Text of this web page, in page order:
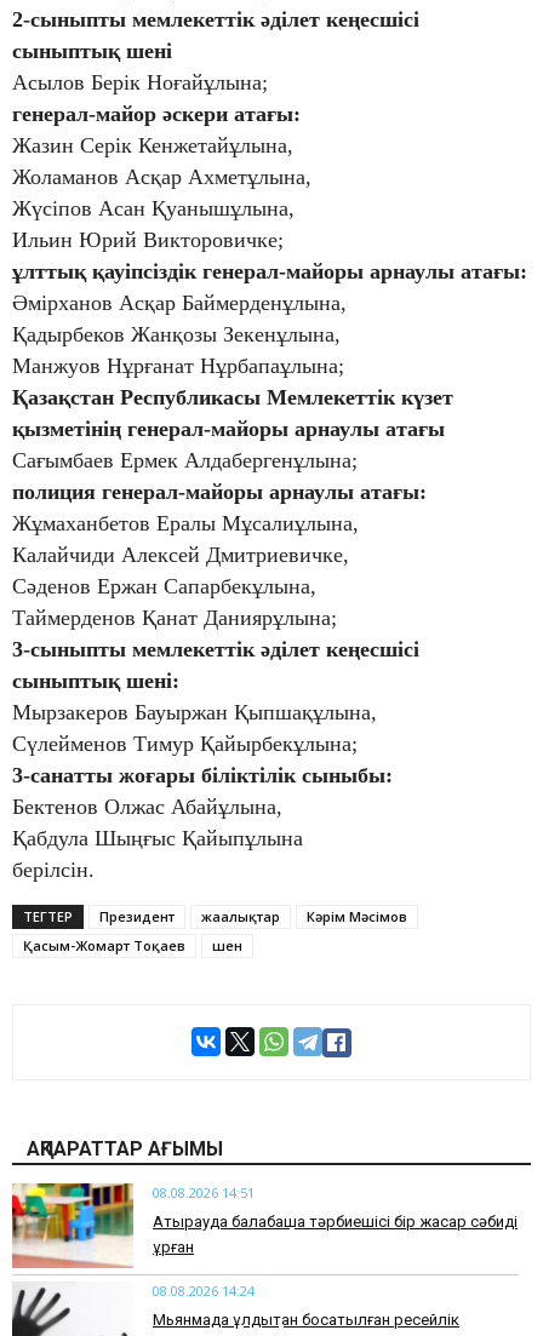
2-сыныпты мемлекеттік әділет кеңесшісі
сыныптық шені
Асылов Берік Ноғайұлына;
генерал-майор әскери атағы:
Жазин Серік Кенжетайұлына,
Жоламанов Асқар Ахметұлына,
Жүсіпов Асан Қуанышұлына,
Ильин Юрий Викторовичке;
ұлттық қауіпсіздік генерал-майоры арнаулы атағы:
Әмірханов Асқар Баймерденұлына,
Қадырбеков Жанқозы Зекенұлына,
Манжуов Нұрғанат Нұрбапаұлына;
Қазақстан Республикасы Мемлекеттік күзет
қызметінің генерал-майоры арнаулы атағы
Сағымбаев Ермек Алдабергенұлына;
полиция генерал-майоры арнаулы атағы:
Жұмаханбетов Ералы Мұсалиұлына,
Калайчиди Алексей Дмитриевичке,
Сәденов Ержан Сапарбекұлына,
Таймерденов Қанат Даниярұлына;
3-сыныпты мемлекеттік әділет кеңесшісі
сыныптық шені:
Мырзакеров Бауыржан Қыпшақұлына,
Сүлейменов Тимур Қайырбекұлына;
3-санатты жоғары біліктілік сыныбы:
Бектенов Олжас Абайұлына,
Қабдула Шыңғыс Қайыпұлына
берілсін.
ТЕГТЕР Президент жаңалықтар
Кәрім Мәсімов
Қасым-Жомарт Тоқаев
шен
АҚПАРАТТАР АҒЫМЫ
08.08.2026 14:51
Атырауда балабақша тәрбиешісі бір жасар сәбиді
ұрған
08.08.2026 14:24
Мьянмада құлдықтан босатылған ресейлік